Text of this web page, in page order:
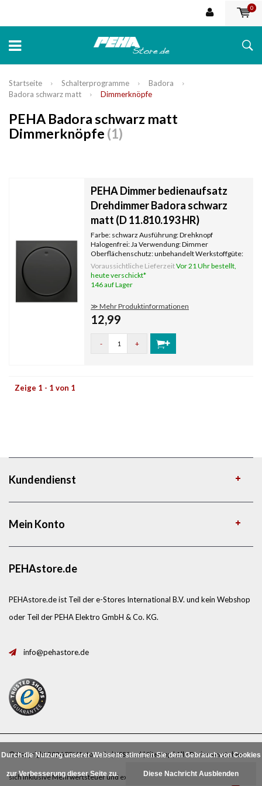
0
Startseite Schalterprogramme
Badora
Badora schwarz matt
Dimmerknöpfe
PEHA Badora schwarz matt
Dimmerknöpfe (1)
PEHA Dimmer bedienaufsatz
Drehdimmer Badora schwarz
matt (D 11.810.193 HR)
Farbe: schwarz Ausführung: Drehknopf
Halogenfrei: Ja Verwendung: Dimmer
Oberflächenschutz: unbehandelt Werkstoffgüte:
Thermoplast Werkstoff: Kunststoff
Befestigungsart: Schraubbefestigung
Aufdruck/Kennzeichnung: ohne Aufdruck
Kontrollfenster/Lichtausl
Voraussichtliche LieferzeitVor 21 Uhr bestellt,
heute verschickt*
146 auf Lager
≫ Mehr Produktinformationen
12,99
- +
Zeige 1 - 1 von 1
Kundendienst
Mein Konto
PEHAstore.de
PEHAstore.de ist Teil der e-Stores International B.V. und kein Webshop
oder Teil der PEHA Elektro GmbH & Co. KG.
info@pehastore.de
© Copyright 2026 PEHAstore.de |RSS feed|Sitemap| Alle Preise verstehen
sich inklusive Mehrwertsteuer und exklusivePorto.
Durch die Nutzung unserer Webseite stimmen Sie dem Gebrauch von Cookies
zur Verbesserung dieser Seite zu. Diese Nachricht Ausblenden